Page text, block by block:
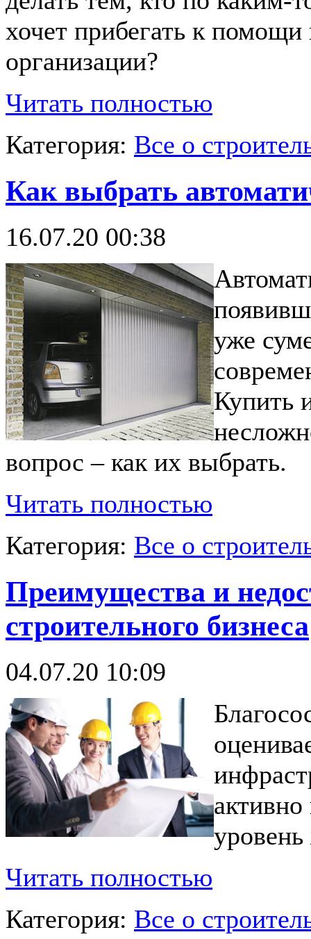
хочет прибегать к
организации?
Читать полностью
Категория: Все о
Как выбрать
16.07.20 00:38
уже
Купить
вопрос – как их выбрать.
Читать полностью
Категория: Все о
Преимущества и
строительного бизнеса
04.07.20 10:09
активно
Читать полностью
Категория: Все о